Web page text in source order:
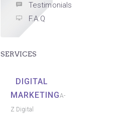
Testimonials
F.A.Q
SERVICES
DIGITAL
MARKETINGA-
Z Digital